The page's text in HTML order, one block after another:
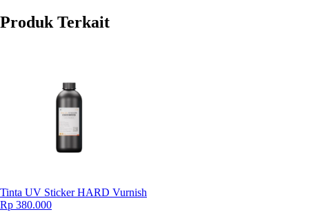
Produk Terkait
Tinta UV Sticker HARD Vurnish
Rp 380.000